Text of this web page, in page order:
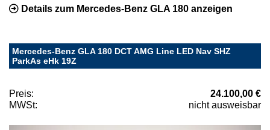
Details zum Mercedes-Benz GLA 180 anzeigen
Mercedes-Benz GLA 180 DCT AMG Line LED Nav SHZ
ParkAs eHk 19Z
Preis:
24.100,00 €
MWSt:
nicht ausweisbar